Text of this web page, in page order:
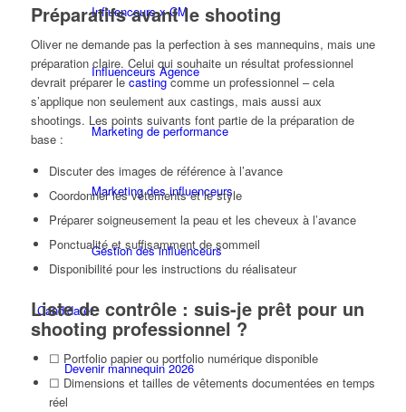
Influenceurs x CM
Influenceurs Agence
Marketing de performance
Marketing des influenceurs
Gestion des influenceurs
Candidater
Devenir mannequin 2026
Préparatifs avant le shooting
Oliver ne demande pas la perfection à ses mannequins, mais une
préparation claire. Celui qui souhaite un résultat professionnel
devrait préparer lecastingcomme un professionnel – cela
s’applique non seulement aux castings, mais aussi aux
shootings. Les points suivants font partie de la préparation de
base :
Discuter des images de référence à l’avance
Coordonner les vêtements et le style
Préparer soigneusement la peau et les cheveux à l’avance
Ponctualité et suffisamment de sommeil
Disponibilité pour les instructions du réalisateur
Liste de contrôle : suis-je prêt pour un
shooting professionnel ?
☐ Portfolio papier ou portfolio numérique disponible
☐ Dimensions et tailles de vêtements documentées en temps
réel